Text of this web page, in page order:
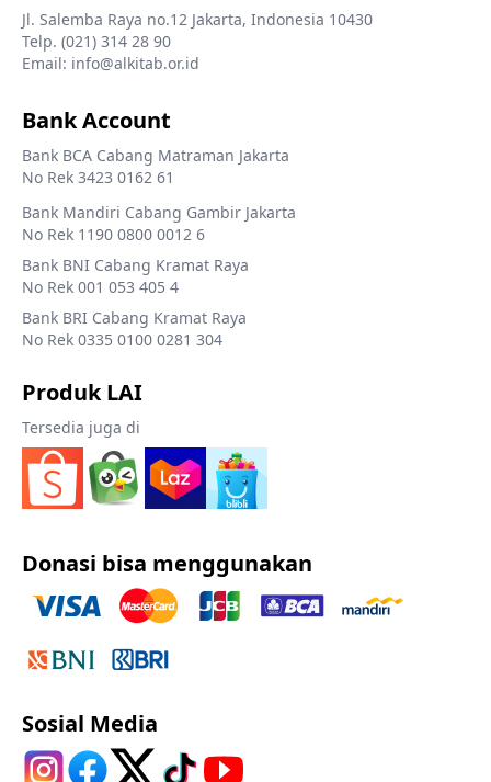
Jl. Salemba Raya no.12 Jakarta, Indonesia 10430
Telp. (021) 314 28 90
Email: info@alkitab.or.id
Bank Account
Bank BCA Cabang Matraman Jakarta
No Rek 3423 0162 61
Bank Mandiri Cabang Gambir Jakarta
No Rek 1190 0800 0012 6
Bank BNI Cabang Kramat Raya
No Rek 001 053 405 4
Bank BRI Cabang Kramat Raya
No Rek 0335 0100 0281 304
Produk LAI
Tersedia juga di
Donasi bisa menggunakan
Sosial Media